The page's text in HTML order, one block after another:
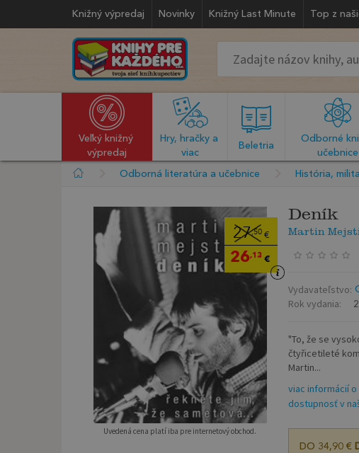
Knižný výpredaj Novinky Knižný Last Minute Top z
Veľký knižný
výpredaj
Hry, hračky a
viac
Beletria
Odborné
učebnice
Odborná literatúra a učebnice História,
27,50 €
26,13 €
Uvedená cena platí iba pre internetový obchod.
Deník
Martin
Vydavateľstvo:
Rok vydania:
"To, že se
čtyřicetileté
Martin...
viac informácií o
dostupnosť v
DO 34,90 €